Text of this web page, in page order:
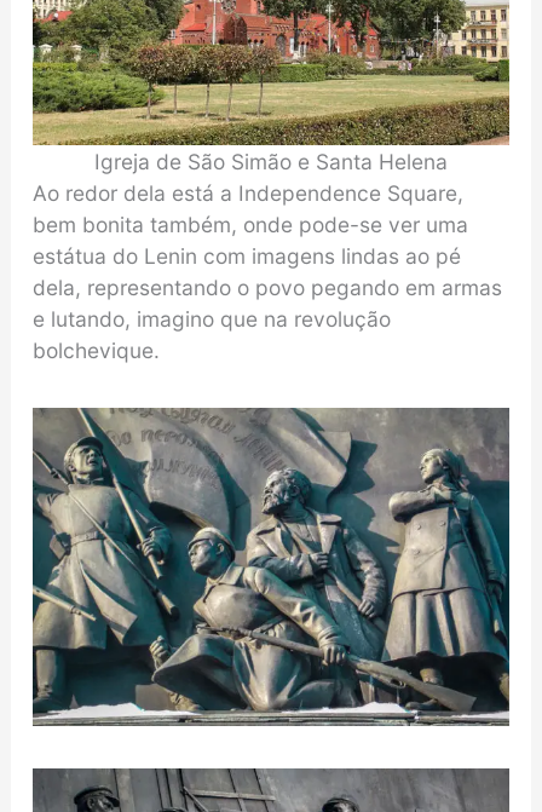
Igreja de São Simão e Santa Helena
Ao redor dela está a Independence Square,
bem bonita também, onde pode-se ver uma
estátua do Lenin com imagens lindas ao pé
dela, representando o povo pegando em armas
e lutando, imagino que na revolução
bolchevique.